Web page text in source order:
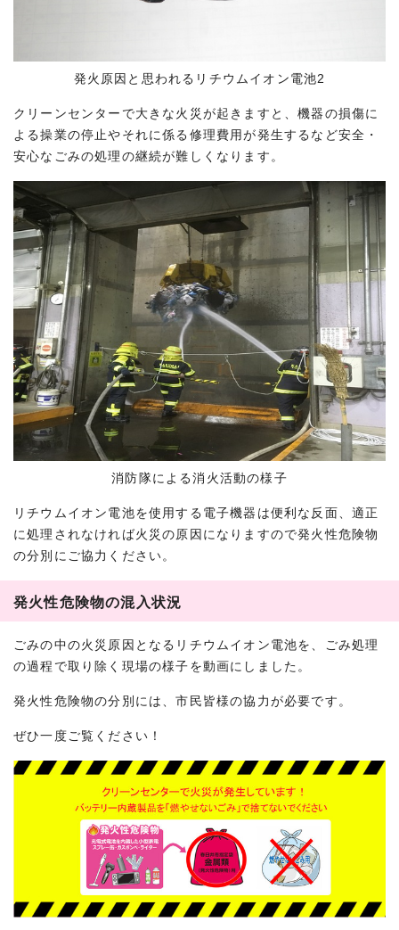
発火原因と思われるリチウムイオン電池2
クリーンセンターで大きな火災が起きますと、機器の損傷に
よる操業の停止やそれに係る修理費用が発生するなど安全・
安心なごみの処理の継続が難しくなります。
消防隊による消火活動の様子
リチウムイオン電池を使用する電子機器は便利な反面、適正
に処理されなければ火災の原因になりますので発火性危険物
の分別にご協力ください。
発火性危険物の混入状況
ごみの中の火災原因となるリチウムイオン電池を、ごみ処理
の過程で取り除く現場の様子を動画にしました。
発火性危険物の分別には、市民皆様の協力が必要です。
ぜひ一度ご覧ください！